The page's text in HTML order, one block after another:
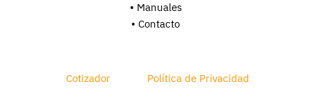
• Manuales
• Contacto
Cotizador Política de Privacidad